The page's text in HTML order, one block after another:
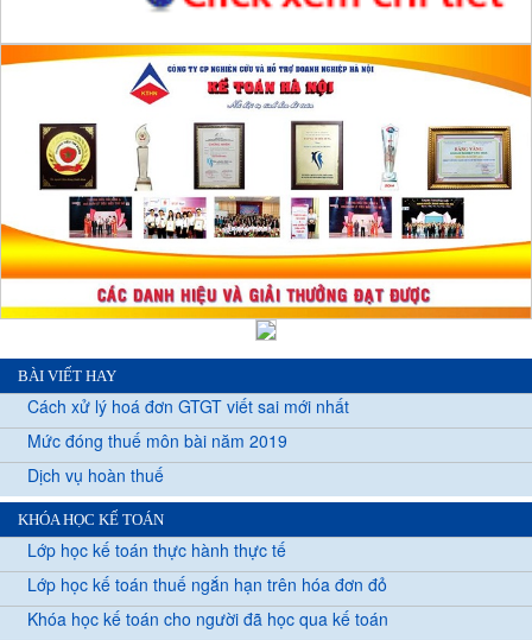
BÀI VIẾT HAY
Cách xử lý hoá đơn GTGT viết sai mới nhất
Mức đóng thuế môn bài năm 2019
Dịch vụ hoàn thuế
KHÓA HỌC KẾ TOÁN
Lớp học kế toán thực hành thực tế
Lớp học kế toán thuế ngắn hạn trên hóa đơn đỏ
Khóa học kế toán cho người đã học qua kế toán